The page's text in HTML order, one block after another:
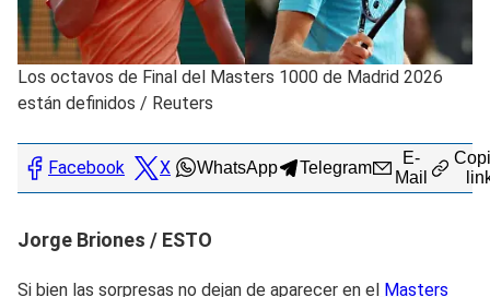
Los octavos de Final del Masters 1000 de Madrid 2026
están definidos / Reuters
Facebook X WhatsApp Telegram
E-
Mail
Jorge Briones / ESTO
Si bien las sorpresas no dejan de aparecer en el Masters